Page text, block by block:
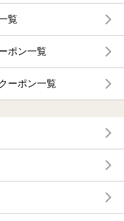
覧
ポン一覧
ーポン一覧